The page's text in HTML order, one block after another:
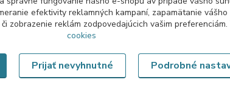
spoj
efektivity reklamných kampaní, zapamätanie
zobrazenie reklám zodpovedajúcich vašim preferenciám.
cookies
Prijať nevyhnutné Podrobné